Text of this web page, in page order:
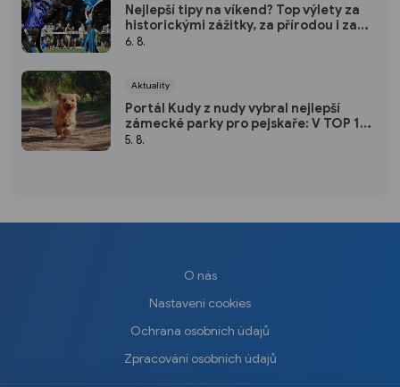
Nejlepší tipy na víkend? Top výlety za
historickými zážitky, za přírodou i za
kulturou
6. 8.
Aktuality
Portál Kudy z nudy vybral nejlepší
zámecké parky pro pejskaře: V TOP 10
nechybí ani jeden kousek od Plzně
5. 8.
O nás
Nastavení cookies
Ochrana osobních údajů
Zpracování osobních údajů